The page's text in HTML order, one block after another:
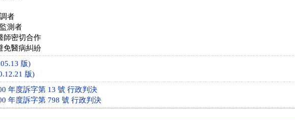
者
測者
師密切合作
免醫病糾紛
版)
版)
年度訴字第 13 號 行政判決
年度訴字第 798 號 行政判決